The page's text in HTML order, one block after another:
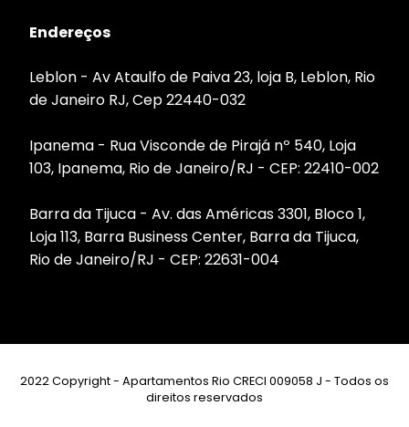
Endereços
Leblon - Av Ataulfo de Paiva 23, loja B, Leblon, Rio
de Janeiro RJ, Cep 22440-032
Ipanema - Rua Visconde de Pirajá nº 540, Loja
103, Ipanema, Rio de Janeiro/RJ - CEP: 22410-002
Barra da Tijuca - Av. das Américas 3301, Bloco 1,
Loja 113, Barra Business Center, Barra da Tijuca,
Rio de Janeiro/RJ - CEP: 22631-004
2022 Copyright - Apartamentos Rio CRECI 009058 J - Todos os
direitos reservados